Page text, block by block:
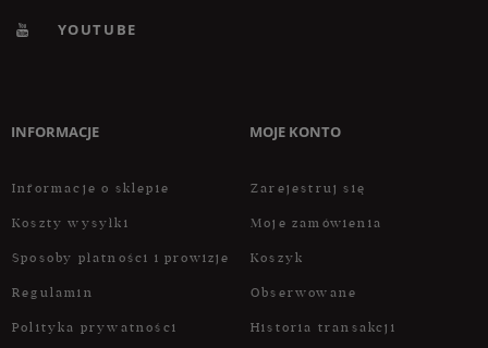
YOUTUBE
INFORMACJE
Informacje o sklepie
Koszty wysyłki
Sposoby płatności i prowizje
Regulamin
Polityka prywatności
MOJE KONTO
Zarejestruj się
Moje zamówienia
Koszyk
Obserwowane
Historia transakcji